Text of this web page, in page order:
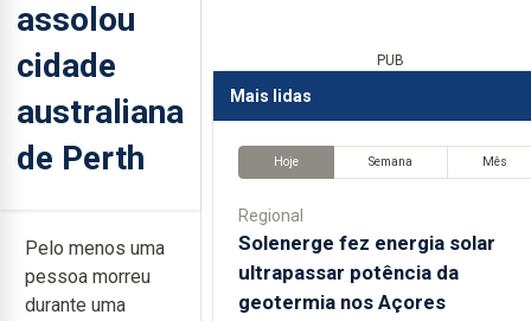
assolou
cidade
australiana
de Perth
Pelo menos uma
pessoa morreu
durante uma
PUB
Mais lidas
Hoje Semana Mês
Regional
Solenerge fez energia solar
ultrapassar potência da
geotermia nos Açores